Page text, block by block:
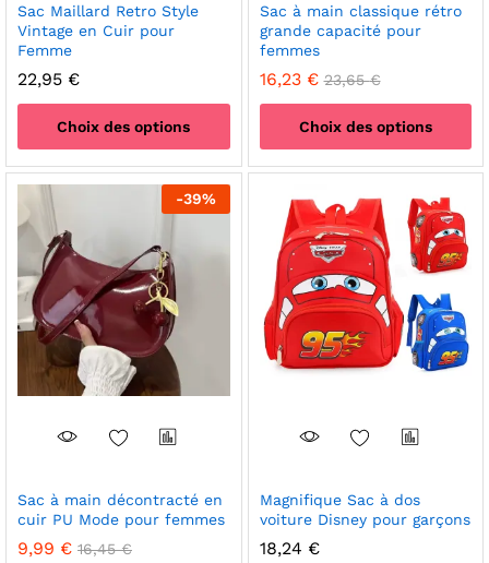
Sac Maillard Retro Style
Vintage en Cuir pour
Femme
22,95 €
Choix des options
produit
plusieurs
variations.
Les
options
peuvent
choisies
sur
produit
Sac à main classique rétro
grande capacité pour
femmes
16,23 € 23,65€
Choix des options
plusieurs
variations.
Les
options
peuvent
être
choisies
produit
-39%
Sac à main décontracté en
cuir PU Mode pour femmes
9,99 € 16,45€
Magnifique Sac à dos
voiture Disney pour garçons
18,24 €